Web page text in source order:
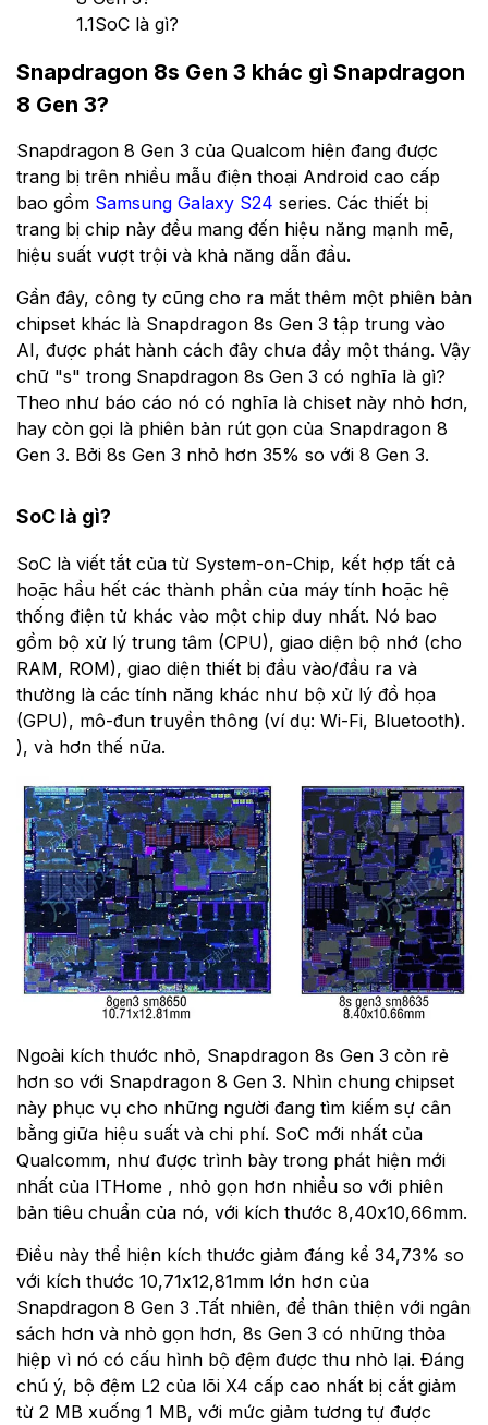
1.1SoC là gì?
Snapdragon 8s Gen 3 khác gì Snapdragon
8 Gen 3?
Snapdragon 8 Gen 3 của Qualcom hiện đang được
trang bị trên nhiều mẫu điện thoại Android cao cấp
bao gồm Samsung Galaxy S24 series. Các thiết bị
trang bị chip này đều mang đến hiệu năng mạnh mẽ,
hiệu suất vượt trội và khả năng dẫn đầu.
Gần đây, công ty cũng cho ra mắt thêm một phiên bản
chipset khác là Snapdragon 8s Gen 3 tập trung vào
AI, được phát hành cách đây chưa đầy một tháng. Vậy
chữ "s" trong Snapdragon 8s Gen 3 có nghĩa là gì?
Theo như báo cáo nó có nghĩa là chiset này nhỏ hơn,
hay còn gọi là phiên bản rút gọn của Snapdragon 8
Gen 3. Bởi 8s Gen 3 nhỏ hơn 35% so với 8 Gen 3.
SoC là gì?
SoC là viết tắt của từ System-on-Chip, kết hợp tất cả
hoặc hầu hết các thành phần của máy tính hoặc hệ
thống điện tử khác vào một chip duy nhất. Nó bao
gồm bộ xử lý trung tâm (CPU), giao diện bộ nhớ (cho
RAM, ROM), giao diện thiết bị đầu vào/đầu ra và
thường là các tính năng khác như bộ xử lý đồ họa
(GPU), mô-đun truyền thông (ví dụ: Wi-Fi, Bluetooth).
), và hơn thế nữa.
Ngoài kích thước nhỏ, Snapdragon 8s Gen 3 còn rẻ
hơn so với Snapdragon 8 Gen 3. Nhìn chung chipset
này phục vụ cho những người đang tìm kiếm sự cân
bằng giữa hiệu suất và chi phí. SoC mới nhất của
Qualcomm, như được trình bày trong phát hiện mới
nhất của ITHome , nhỏ gọn hơn nhiều so với phiên
bản tiêu chuẩn của nó, với kích thước 8,40x10,66mm.
Điều này thể hiện kích thước giảm đáng kể 34,73% so
với kích thước 10,71x12,81mm lớn hơn của
Snapdragon 8 Gen 3 .Tất nhiên, để thân thiện với ngân
sách hơn và nhỏ gọn hơn, 8s Gen 3 có những thỏa
hiệp vì nó có cấu hình bộ đệm được thu nhỏ lại. Đáng
chú ý, bộ đệm L2 của lõi X4 cấp cao nhất bị cắt giảm
từ 2 MB xuống 1 MB, với mức giảm tương tự được